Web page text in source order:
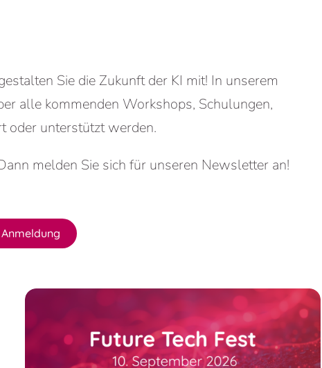
Sie die Zukunft der KI mit! In unserem
alle kommenden Workshops, Schulungen,
oder unterstützt werden.
melden Sie sich für unseren Newsletter an!